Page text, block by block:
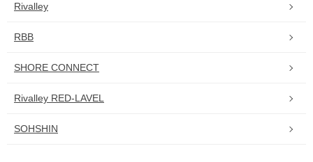
Rivalley
RBB
SHORE CONNECT
Rivalley RED-LAVEL
SOHSHIN